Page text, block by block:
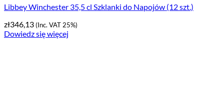
Libbey Winchester 35,5 cl Szklanki do Napojów (12 szt.)
zł346,13(Inc. VAT 25%)
Dowiedz się więcej